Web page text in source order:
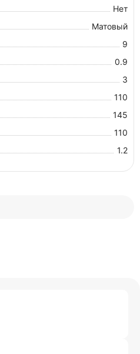
Нет
Матовый
9
0.9
3
110
145
110
1.2